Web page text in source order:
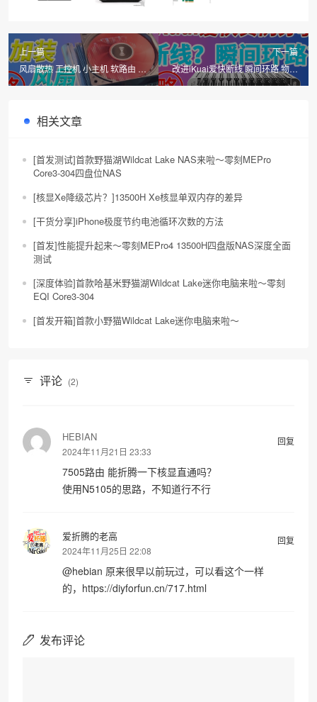
上一篇
风扇散热 工控机 小主机 软路由 路
由器 htpc 加装风扇教程方法
下一篇
改进iKuai爱快断线 瞬间环路 物理
交换机网络拓扑分享N5105
相关文章
[首发测试]首款野猫湖Wildcat Lake NAS来啦～零刻MEPro
Core3-304四盘位NAS
[核显Xe降级芯片？]13500H Xe核显单双内存的差异
[干货分享]iPhone极度节约电池循环次数的方法
[首发]性能提升起来～零刻MEPro4 13500H四盘版NAS深度全面
测试
[深度体验]首款哈基米野猫湖Wildcat Lake迷你电脑来啦～零刻
EQI Core3-304
[首发开箱]首款小野猫Wildcat Lake迷你电脑来啦～
评论 (2)
HEBIAN
2024年11月21日 23:33
7505路由 能折腾一下核显直通吗？
使用N5105的思路，不知道行不行
回复
爱折腾的老高
2024年11月25日 22:08
@hebian 原来很早以前玩过，可以看这个一样
的，https://diyforfun.cn/717.html
回复
发布评论